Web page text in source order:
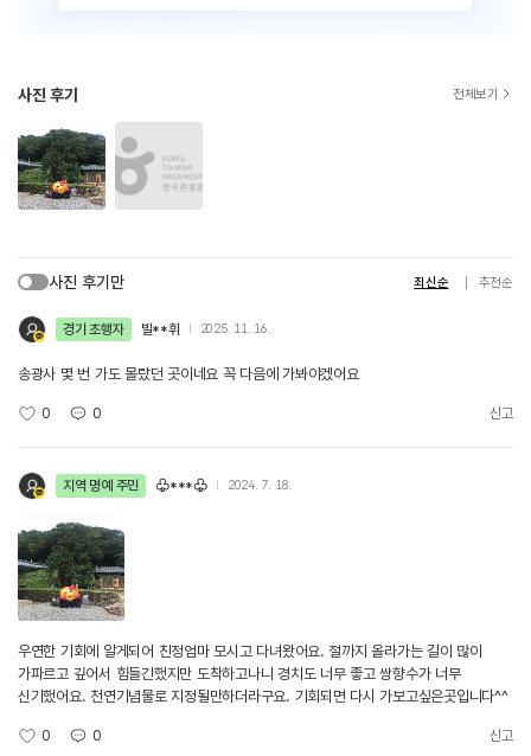
사진 후기 전체보기
사진 후기만 최신순 추천순
경기 초행자 빌**휘 2025. 11. 16.
송광사 몇 번 가도 몰랐던 곳이네요 꼭 다음에 가봐야겠어요
0 0 신고
지역 명예 주민 ♧***♧ 2024. 7. 18.
우연한 기회에 알게되어 친정엄마 모시고 다녀왔어요. 절까지 올라가는 길이 많이
가파르고 깊어서 힘들긴했지만 도착하고나니 경치도 너무 좋고 쌍향수가 너무
신기했어요. 천연기념물로 지정될만하더라구요. 기회되면 다시 가보고싶은곳입니다^^
0 0 신고